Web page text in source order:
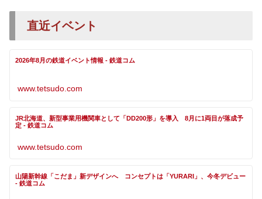
直近イベント
2026年8月の鉄道イベント情報 - 鉄道コム
www.tetsudo.com
JR北海道、新型事業用機関車として「DD200形」を導入 8月に1両目が落成予
定 - 鉄道コム
www.tetsudo.com
山陽新幹線「こだま」新デザインへ コンセプトは「YURARI」、今冬デビュー
- 鉄道コム